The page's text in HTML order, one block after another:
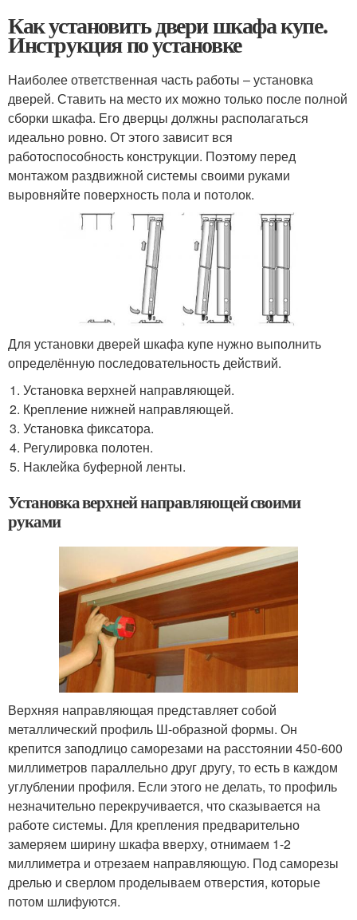
Как установить двери шкафа купе.
Инструкция по установке
Наиболее ответственная часть работы – установка
дверей. Ставить на место их можно только после полной
сборки шкафа. Его дверцы должны располагаться
идеально ровно. От этого зависит вся
работоспособность конструкции. Поэтому перед
монтажом раздвижной системы своими руками
выровняйте поверхность пола и потолок.
Для установки дверей шкафа купе нужно выполнить
определённую последовательность действий.
Установка верхней направляющей.
Крепление нижней направляющей.
Установка фиксатора.
Регулировка полотен.
Наклейка буферной ленты.
Установка верхней направляющей своими
руками
Верхняя направляющая представляет собой
металлический профиль Ш-образной формы. Он
крепится заподлицо саморезами на расстоянии 450-600
миллиметров параллельно друг другу, то есть в каждом
углублении профиля. Если этого не делать, то профиль
незначительно перекручивается, что сказывается на
работе системы. Для крепления предварительно
замеряем ширину шкафа вверху, отнимаем 1-2
миллиметра и отрезаем направляющую. Под саморезы
дрелью и сверлом проделываем отверстия, которые
потом шлифуются.